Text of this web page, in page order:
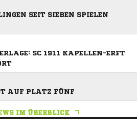
SEIT SIEBEN SPIELEN
SC 1911 KAPELLEN-ERFT
AUF PLATZ FÜNF
IM ÜBERBLICK